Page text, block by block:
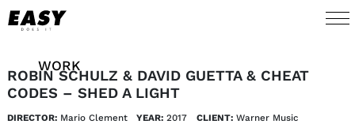
WORK
ROBIN SCHULZ & DAVID GUETTA & CHEAT
CODES – SHED A LIGHT
DIRECTOR: Mario Clement YEAR:2017 CLIENT:Warner Music